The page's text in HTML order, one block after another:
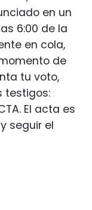
en un
6:00 de la
en cola,
de
tu voto,
testigos:
El acta es
seguir el